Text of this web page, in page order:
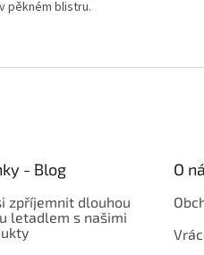
pěkném blistru.
- Blog
zpříjemnit dlouhou
letadlem s našimi
O